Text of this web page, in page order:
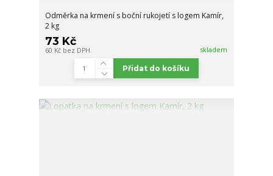
Odměrka na krmení s boční rukojetí s logem Kamír,
2 kg
73 Kč
60 Kč bez DPH skladem
Přidat do košíku